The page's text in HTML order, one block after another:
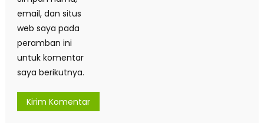
email, dan situs
web saya pada
peramban ini
untuk komentar
saya berikutnya.